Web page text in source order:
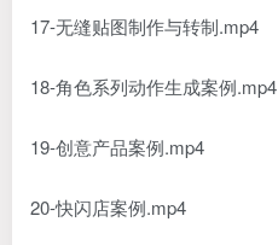
17-无缝贴图制作与转制.mp4
18-角色系列动作生成案例.mp4
19-创意产品案例.mp4
20-快闪店案例.mp4